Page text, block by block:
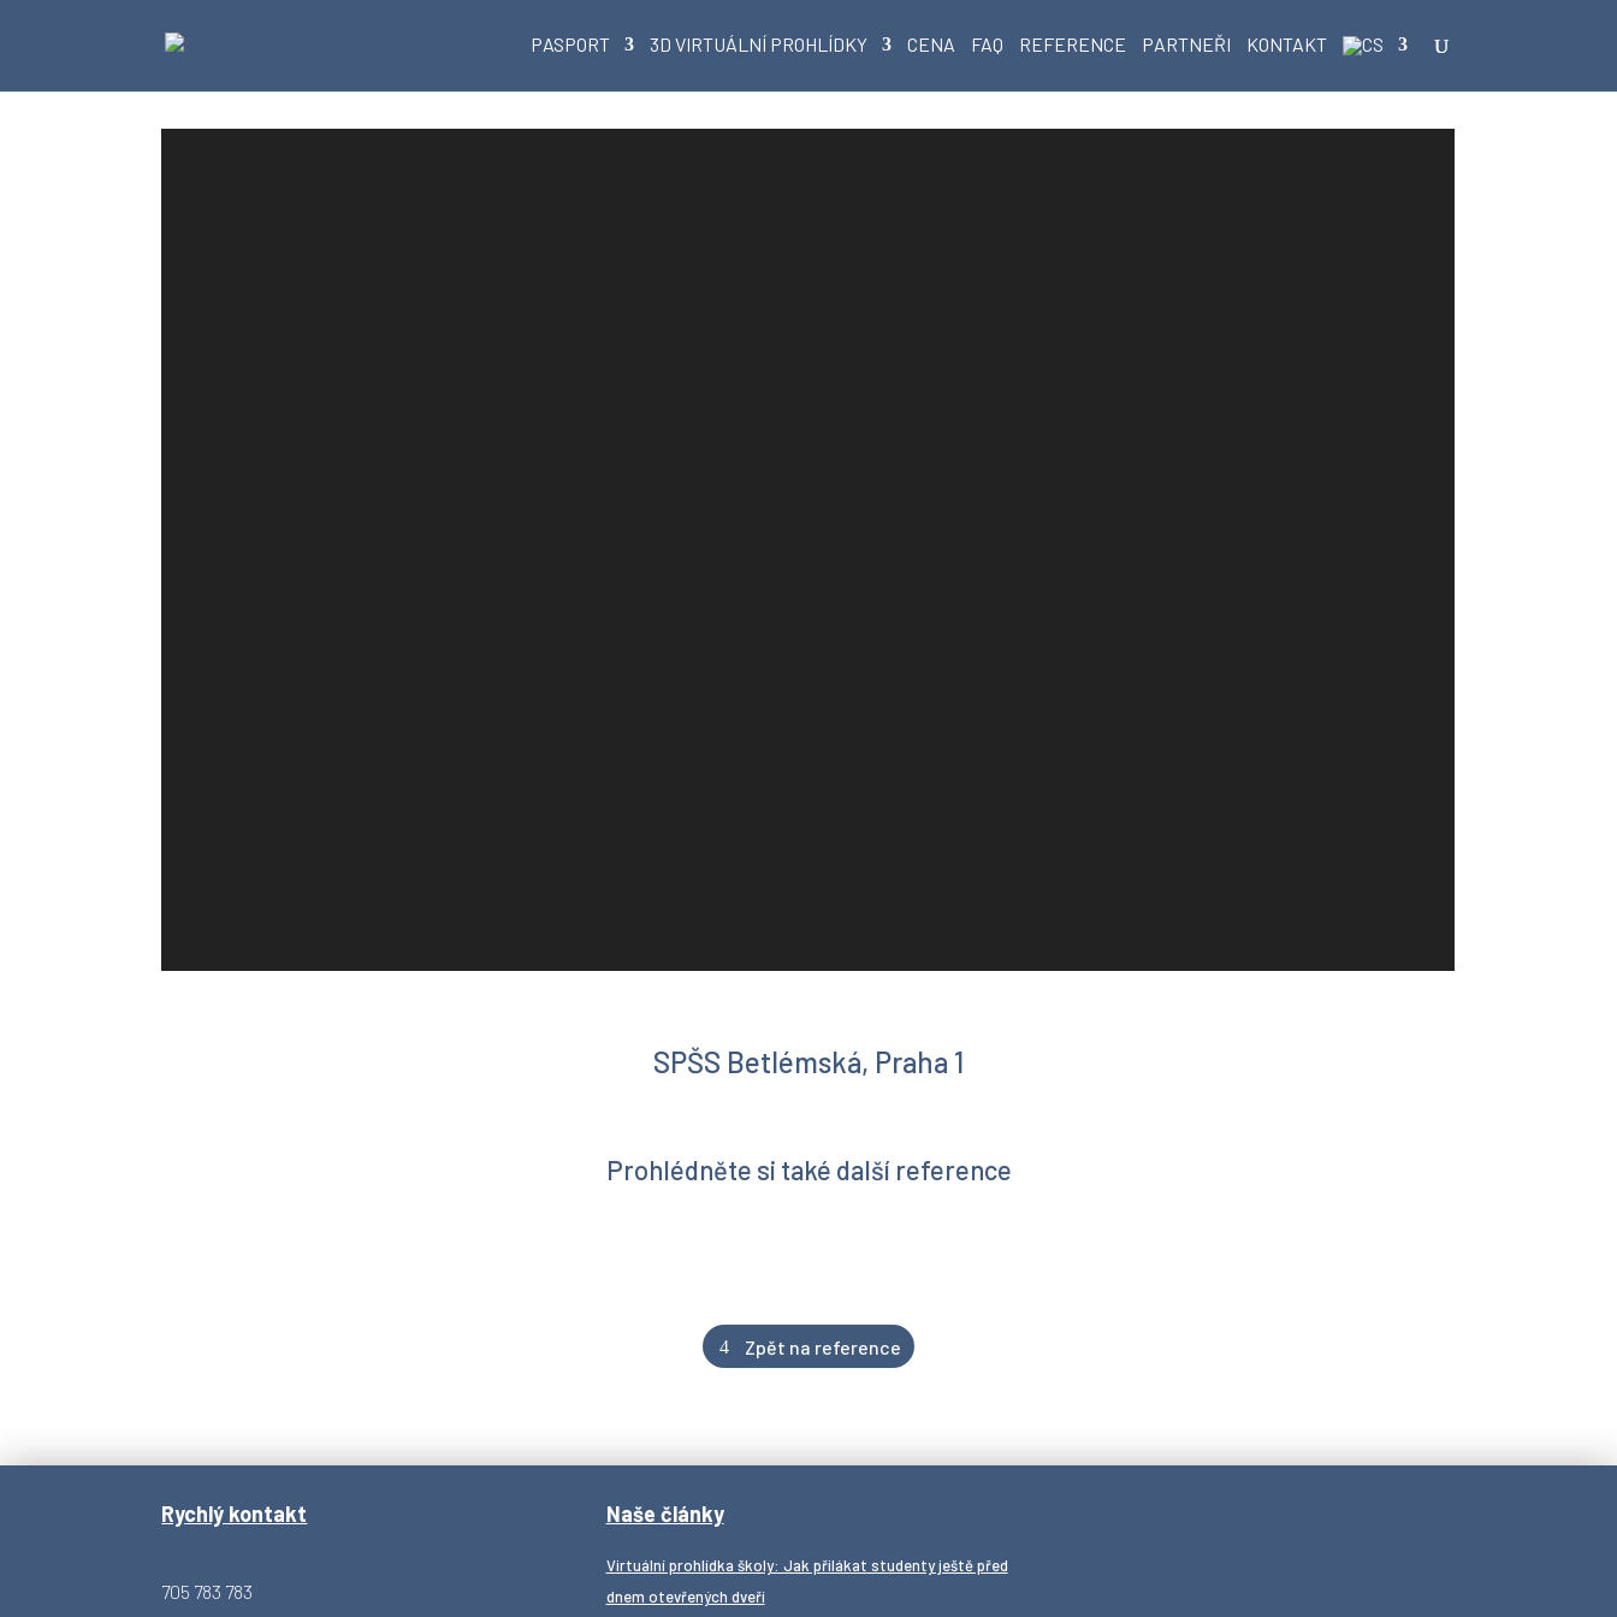
PASPORT 3D VIRTUÁLNÍ PROHLÍDKY CENA FAQ REFERENCE PARTNEŘI KONTAKT
SPŠS Betlémská, Praha 1
Prohlédněte si také další reference
Zpět na reference
Rychlý kontakt
705 783 783
Naše články
Virtuální prohlídka školy: Jak přilákat studenty ještě před
dnem otevřených dveří